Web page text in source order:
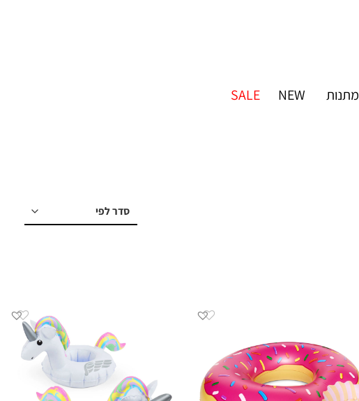
מתנות NEW
SALE